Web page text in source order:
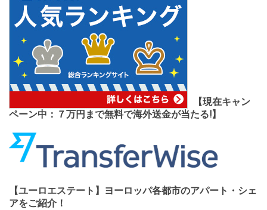
【現在キャン
ペーン中：７万円まで無料で海外送金が当たる!】
【ユーロエステート】ヨーロッパ各都市のアパート・シェ
アをご紹介！